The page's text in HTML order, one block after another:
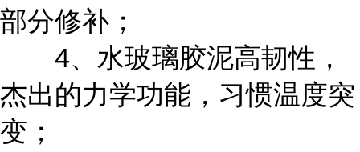
部分修补；
4、水玻璃胶泥高韧性，
杰出的力学功能，习惯温度突
变；